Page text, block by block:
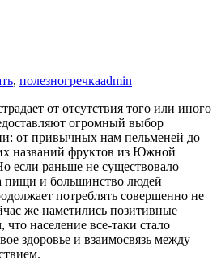
, полезногречкаadmin
от отсутствия того или иного
огромный выбор
от привычных нам пельменей до
названий фруктов из Южной
раньше не существовало
пищи и большинство людей
потреблять совершенно не
же наметились позитивные
что население все-таки стало
здоровье и взаимосвязь между